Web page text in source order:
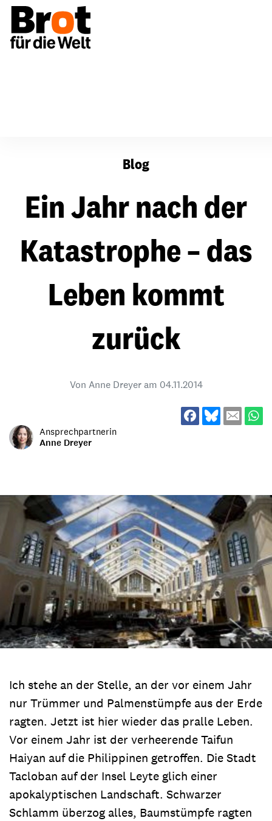
Blog
Ein Jahr nach der
Katastrophe – das
Leben kommt
zurück
Von Anne Dreyer am 04.11.2014
Ansprechpartnerin
Anne Dreyer
Ich stehe an der Stelle, an der vor einem Jahr
nur Trümmer und Palmenstümpfe aus der Erde
ragten. Jetzt ist hier wieder das pralle Leben.
Vor einem Jahr ist der verheerende Taifun
Haiyan auf die Philippinen getroffen. Die Stadt
Tacloban auf der Insel Leyte glich einer
apokalyptischen Landschaft. Schwarzer
Schlamm überzog alles, Baumstümpfe ragten